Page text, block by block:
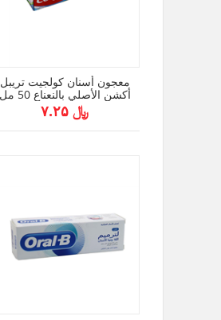
معجون أسنان كولجيت تريبل
أكشن الأصلي بالنعناع 50 مل
﷼ ۷.۲۵